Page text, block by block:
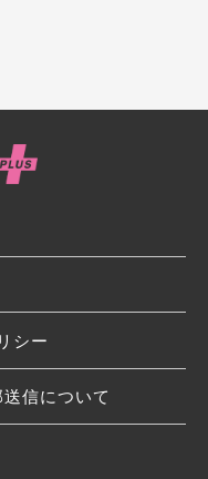
シー
信について